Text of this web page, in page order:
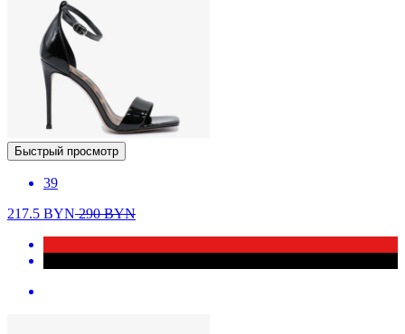
Быстрый просмотр
39
217.5 BYN290BYN